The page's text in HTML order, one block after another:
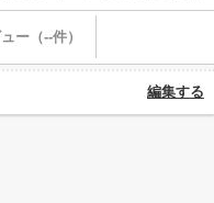
ー（--件）
編集する